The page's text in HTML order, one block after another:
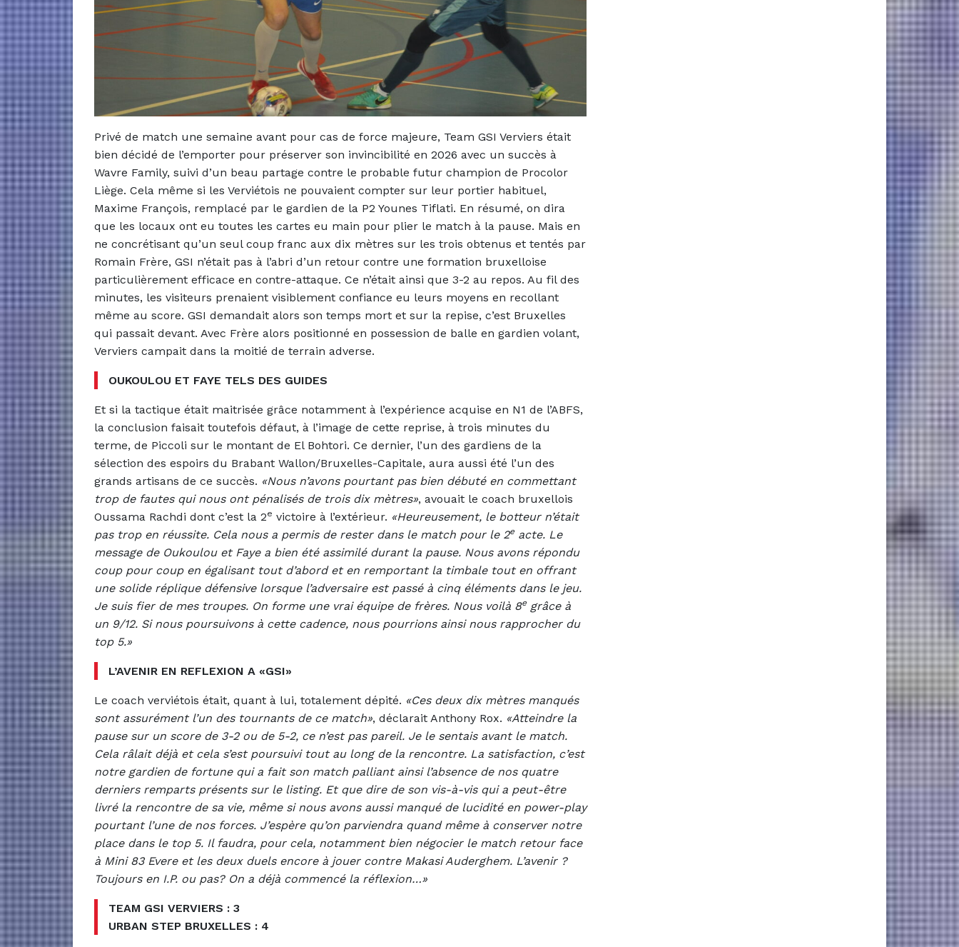
Privé de match une semaine avant pour cas de force majeure, Team GSI Verviers était
bien décidé de l’emporter pour préserver son invincibilité en 2026 avec un succès à
Wavre Family, suivi d’un beau partage contre le probable futur champion de Procolor
Liège. Cela même si les Verviétois ne pouvaient compter sur leur portier habituel,
Maxime François, remplacé par le gardien de la P2 Younes Tiflati. En résumé, on dira
que les locaux ont eu toutes les cartes eu main pour plier le match à la pause. Mais en
ne concrétisant qu’un seul coup franc aux dix mètres sur les trois obtenus et tentés par
Romain Frère, GSI n’était pas à l’abri d’un retour contre une formation bruxelloise
particulièrement efficace en contre-attaque. Ce n’était ainsi que 3-2 au repos. Au fil des
minutes, les visiteurs prenaient visiblement confiance eu leurs moyens en recollant
même au score. GSI demandait alors son temps mort et sur la repise, c’est Bruxelles
qui passait devant. Avec Frère alors positionné en possession de balle en gardien volant,
Verviers campait dans la moitié de terrain adverse.
OUKOULOU ET FAYE TELS DES GUIDES
Et si la tactique était maitrisée grâce notamment à l’expérience acquise en N1 de l’ABFS,
la conclusion faisait toutefois défaut, à l’image de cette reprise, à trois minutes du
terme, de Piccoli sur le montant de El Bohtori. Ce dernier, l’un des gardiens de la
sélection des espoirs du Brabant Wallon/Bruxelles-Capitale, aura aussi été l’un des
grands artisans de ce succès. «Nous n’avons pourtant pas bien débuté en commettant
trop de fautes qui nous ont pénalisés de trois dix mètres», avouait le coach bruxellois
Oussama Rachdi dont c’est la 2e victoire à l’extérieur. «Heureusement, le botteur n’était
pas trop en réussite. Cela nous a permis de rester dans le match pour le 2eacte. Le
message de Oukoulou et Faye a bien été assimilé durant la pause. Nous avons répondu
coup pour coup en égalisant tout d’abord et en remportant la timbale tout en offrant
une solide réplique défensive lorsque l’adversaire est passé à cinq éléments dans le jeu.
Je suis fier de mes troupes. On forme une vrai équipe de frères. Nous voilà 8egrâce à
un 9/12. Si nous poursuivons à cette cadence, nous pourrions ainsi nous rapprocher du
top 5.»
L’AVENIR EN REFLEXION A «GSI»
Le coach verviétois était, quant à lui, totalement dépité. «Ces deux dix mètres manqués
sont assurément l’un des tournants de ce match», déclarait Anthony Rox. «Atteindre la
pause sur un score de 3-2 ou de 5-2, ce n’est pas pareil. Je le sentais avant le match.
Cela râlait déjà et cela s’est poursuivi tout au long de la rencontre. La satisfaction, c’est
notre gardien de fortune qui a fait son match palliant ainsi l’absence de nos quatre
derniers remparts présents sur le listing. Et que dire de son vis-à-vis qui a peut-être
livré la rencontre de sa vie, même si nous avons aussi manqué de lucidité en power-play
pourtant l’une de nos forces. J’espère qu’on parviendra quand même à conserver notre
place dans le top 5. Il faudra, pour cela, notamment bien négocier le match retour face
à Mini 83 Evere et les deux duels encore à jouer contre Makasi Auderghem. L’avenir ?
Toujours en I.P. ou pas? On a déjà commencé la réflexion…»
TEAM GSI VERVIERS : 3
URBAN STEP BRUXELLES : 4